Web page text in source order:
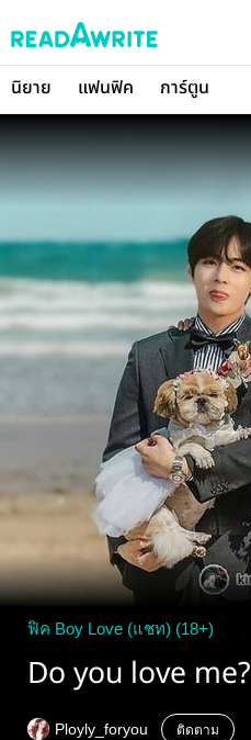
นิยาย แฟนฟิค การ์ตูน
ฟิค Boy Love (แชท) (18+)
Do you love me?
Ployly_foryou ติดตาม